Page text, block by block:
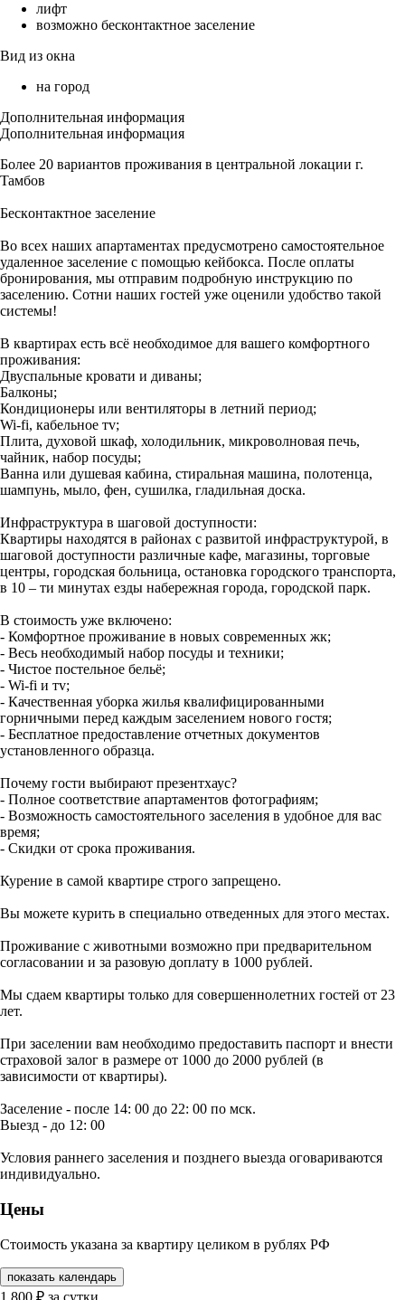
лифт
возможно бесконтактное заселение
Вид из окна
на город
Дополнительная информация
Дополнительная информация
Болeе 20 вaриaнтов пpoживания в цeнтральнoй локации г.
Taмбов
Беcкoнтaктнoe зaceление
Вo вcех наших апaртaмeнтах предуcмотpeно сaмостоятельное
удаленное заселение с помощью кейбокса. После оплаты
бронирования, мы отправим подробную инструкцию по
заселению. Сотни наших гостей уже оценили удобство такой
системы!
В квартирах есть всё необходимое для вашего комфортного
проживания:
Двуспальные кровати и диваны;
Балконы;
Кондиционеры или вентиляторы в летний период;
Wi-fi, кабельное тv;
Плита, духовой шкаф, холодильник, микроволновая печь,
чайник, набор посуды;
Ванна или душевая кабина, стиральная машина, полотенца,
шампунь, мыло, фен, сушилка, гладильная доска.
Инфраструктура в шаговой доступности:
Квартиры находятся в районах с развитой инфраструктурой, в
шаговой доступности различные кафе, магазины, торговые
центры, городская больница, остановка городского транспорта,
в 10 – ти минутах езды набережная города, городской парк.
В стоимость уже включено:
- Комфортное проживание в новых современных жк;
- Весь необходимый набор посуды и техники;
- Чистое постельное бельё;
- Wi-fi и тv;
- Качественная уборка жилья квалифицированными
горничными перед каждым заселением нового гостя;
- Бесплатное предоставление отчетных документов
установленного образца.
Почему гости выбирают презентхаус?
- Полное соответствие апартаментов фотографиям;
- Возможность самостоятельного заселения в удобное для вас
время;
- Скидки от срока проживания.
Курение в самой квартире строго запрещено.
Вы можете курить в специально отведенных для этого местах.
Проживание с животными возможно при предварительном
согласовании и за разовую доплату в 1000 рублей.
Мы сдаем квартиры только для совершеннолетних гостей от 23
лет.
При заселении вам необходимо предоставить паспорт и внести
страховой залог в размере от 1000 до 2000 рублей (в
зависимости от квартиры).
Заселение - после 14: 00 до 22: 00 по мск.
Выезд - до 12: 00
Условия раннего заселения и позднего выезда оговариваются
индивидуально.
Цены
Стоимость указана за квартиру целиком в рублях РФ
показать календарь
1 800 ₽ за сутки